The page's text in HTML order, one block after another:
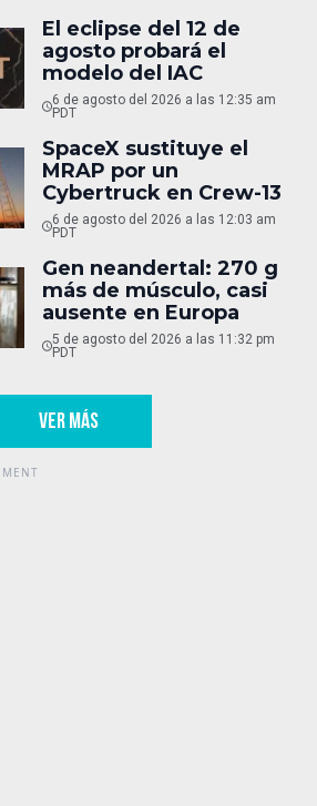
El eclipse del 12 de
agosto probará el
modelo del IAC
6 de agosto del 2026 a las 12:35 am
PDT
SpaceX sustituye el
MRAP por un
Cybertruck en Crew-13
6 de agosto del 2026 a las 12:03 am
PDT
Gen neandertal: 270 g
más de músculo, casi
ausente en Europa
5 de agosto del 2026 a las 11:32 pm
PDT
VER MÁS